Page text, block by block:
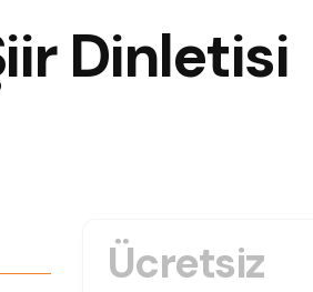
Dinletisi
Ücretsiz